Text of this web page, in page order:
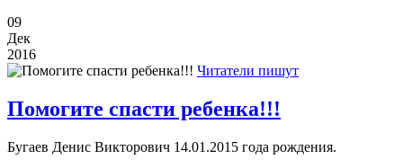
09
Дек
2016
Читатели пишут
Помогите спасти ребенка!!!
Бугаев Денис Викторович 14.01.2015 года рождения.